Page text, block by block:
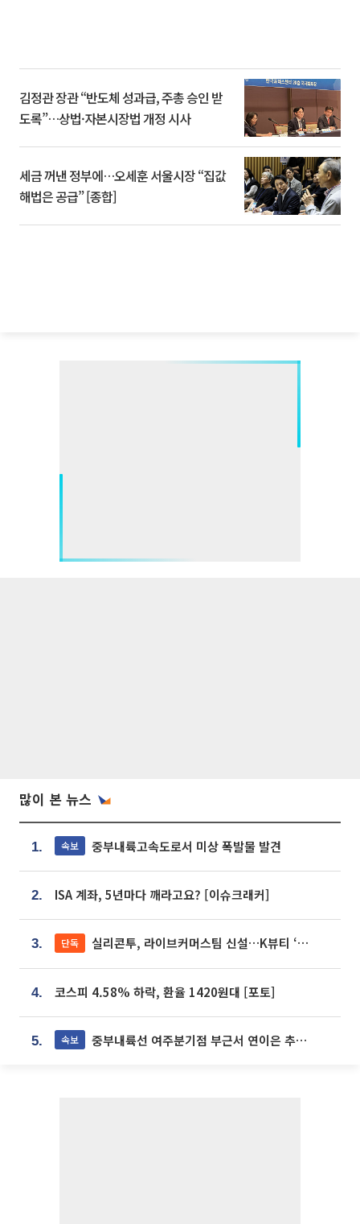
김정관 장관 “반도체 성과급, 주총 승인 받
도록”…상법·자본시장법 개정 시사
세금 꺼낸 정부에…오세훈 서울시장 “집값
해법은 공급” [종합]
많이 본 뉴스
1. 속보 중부내륙고속도로서 미상 폭발물 발견
2. ISA 계좌, 5년마다 깨라고요? [이슈크래커]
3. 단독 실리콘투, 라이브커머스팀 신설…K뷰티 ‘글로벌 판매망’ 확대[K뷰티 라방戰]
4. 코스피 4.58% 하락, 환율 1420원대 [포토]
5. 속보 중부내륙선 여주분기점 부근서 연이은 추돌사고 발생